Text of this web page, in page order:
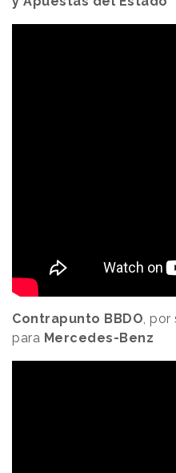
Contrapunto BBDO, por
para Mercedes-Benz